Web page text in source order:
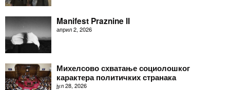
Manifest Praznine II
април 2, 2026
Михелсово схватање социолошког
карактера политичких странака
јул 28, 2026